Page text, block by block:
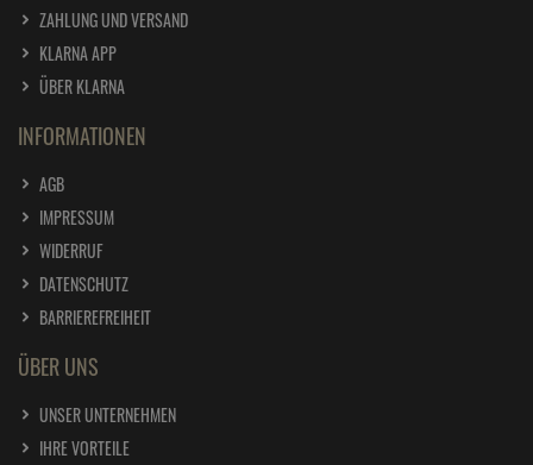
ZAHLUNG UND VERSAND
KLARNA APP
ÜBER KLARNA
INFORMATIONEN
AGB
IMPRESSUM
WIDERRUF
DATENSCHUTZ
BARRIEREFREIHEIT
ÜBER UNS
UNSER UNTERNEHMEN
IHRE VORTEILE